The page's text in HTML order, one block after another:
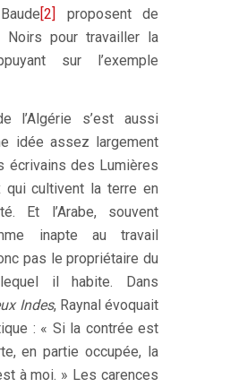
[2]
proposent de
pour travailler la
sur l’exemple
l’Algérie s’est aussi
idée assez largement
écrivains des Lumières
qui cultivent la terre en
Et l’Arabe, souvent
inapte au travail
pas le propriétaire du
il habite. Dans
Indes, Raynal évoquait
: « Si la contrée est
en partie occupée, la
à moi. » Les carences